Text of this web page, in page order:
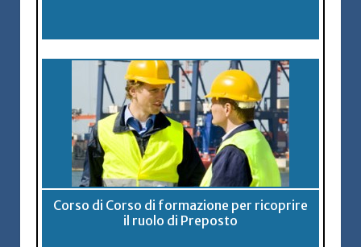
Corso di Corso di formazione per ricoprire
il ruolo di Preposto